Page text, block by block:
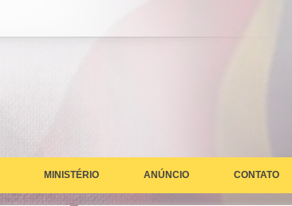
MINISTÉRIO ANÚNCIO CONTATO